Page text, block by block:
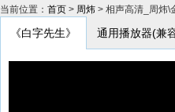
当前位置： 首页 > 周炜 > 相声高清_周炜\
《白字先生》 通用播放器(兼